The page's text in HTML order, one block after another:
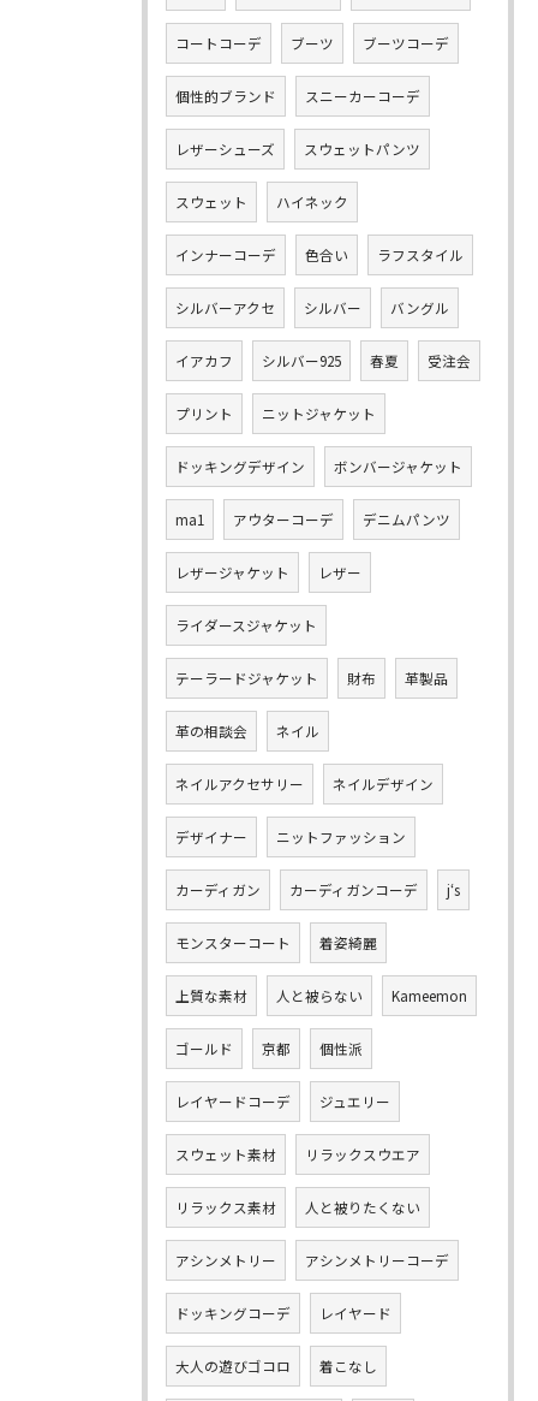
コートコーデ ブーツ ブーツコーデ
個性的ブランド スニーカーコーデ
レザーシューズ スウェットパンツ
スウェット ハイネック
インナーコーデ 色合い ラフスタイル
シルバーアクセ シルバー バングル
イアカフ シルバー925 春夏 受注会
プリント ニットジャケット
ドッキングデザイン ボンバージャケット
ma1 アウターコーデ デニムパンツ
レザージャケット レザー
ライダースジャケット
テーラードジャケット 財布 革製品
革の相談会 ネイル
ネイルアクセサリー ネイルデザイン
デザイナー ニットファッション
カーディガン カーディガンコーデ j‘s
モンスターコート 着姿綺麗
上質な素材 人と被らない Kameemon
ゴールド 京都 個性派
レイヤードコーデ ジュエリー
スウェット素材 リラックスウエア
リラックス素材 人と被りたくない
アシンメトリー アシンメトリーコーデ
ドッキングコーデ レイヤード
大人の遊びゴコロ 着こなし